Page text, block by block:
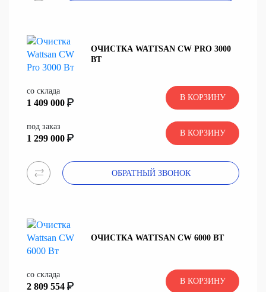
ОЧИСТКА WATTSAN CW PRO 3000
ВТ
со склада
1 409 000
В КОРЗИНУ
под заказ
1 299 000
В КОРЗИНУ
ОБРАТНЫЙ ЗВОНОК
ОЧИСТКА WATTSAN CW 6000 ВТ
со склада
2 809 554
В КОРЗИНУ